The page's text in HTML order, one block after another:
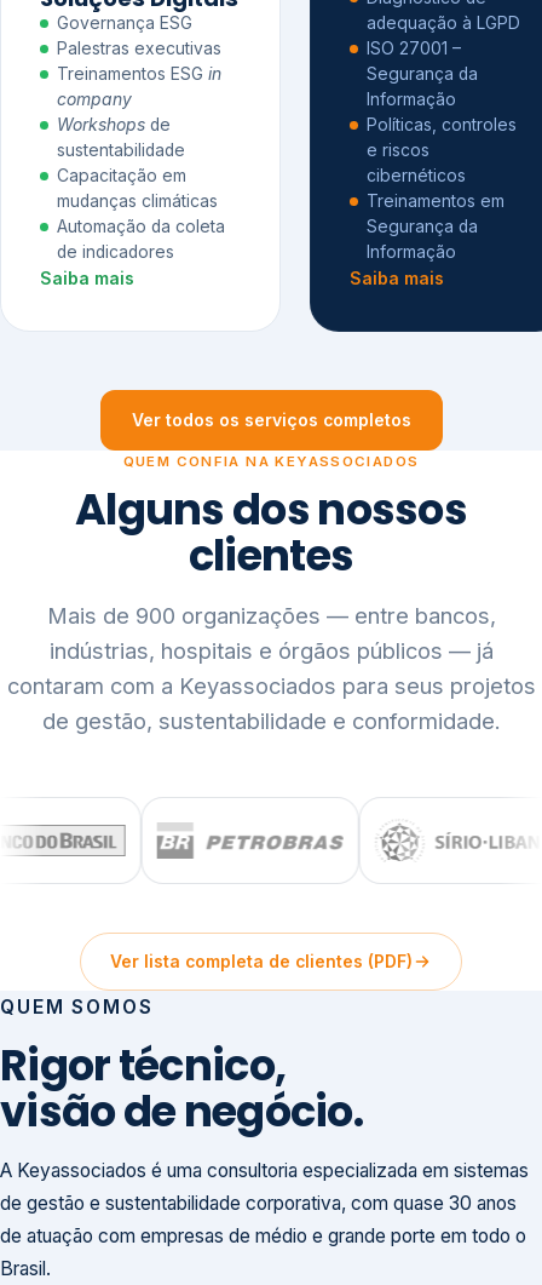
Governança ESG
Palestras executivas
Treinamentos ESG in
company
Workshops de
sustentabilidade
Capacitação em
mudanças climáticas
Automação da coleta
de indicadores
Saiba mais
adequação à LGPD
ISO 27001 –
Segurança da
Informação
Políticas, controles
e riscos
cibernéticos
Treinamentos em
Segurança da
Informação
Saiba mais
Ver todos os serviços completos
QUEM CONFIA NA KEYASSOCIADOS
Alguns dos nossos
clientes
Mais de 900 organizações — entre bancos,
indústrias, hospitais e órgãos públicos — já
contaram com a Keyassociados para seus projetos
de gestão, sustentabilidade e conformidade.
Ver lista completa de clientes (PDF)
QUEM SOMOS
Rigor técnico,
visão de negócio.
A Keyassociados é uma consultoria especializada em sistemas
de gestão e sustentabilidade corporativa, com quase 30 anos
de atuação com empresas de médio e grande porte em todo o
Brasil.